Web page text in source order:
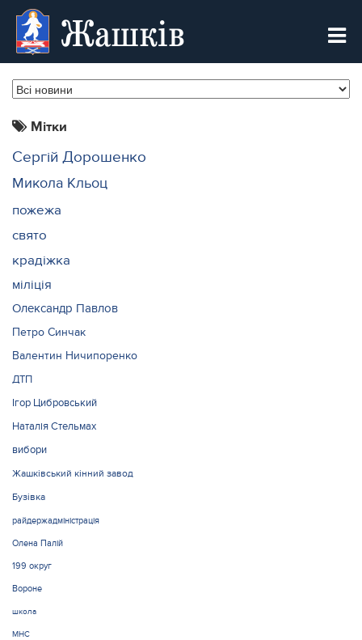
Жашків
Мітки
Сергій Дорошенко
Микола Кльоц
пожежа
свято
крадіжка
міліція
Олександр Павлов
Петро Синчак
Валентин Ничипоренко
ДТП
Ігор Цибровський
Наталія Стельмах
вибори
Жашківський кінний завод
Бузівка
райдержадміністрація
Олена Палій
199 округ
Вороне
школа
МНС